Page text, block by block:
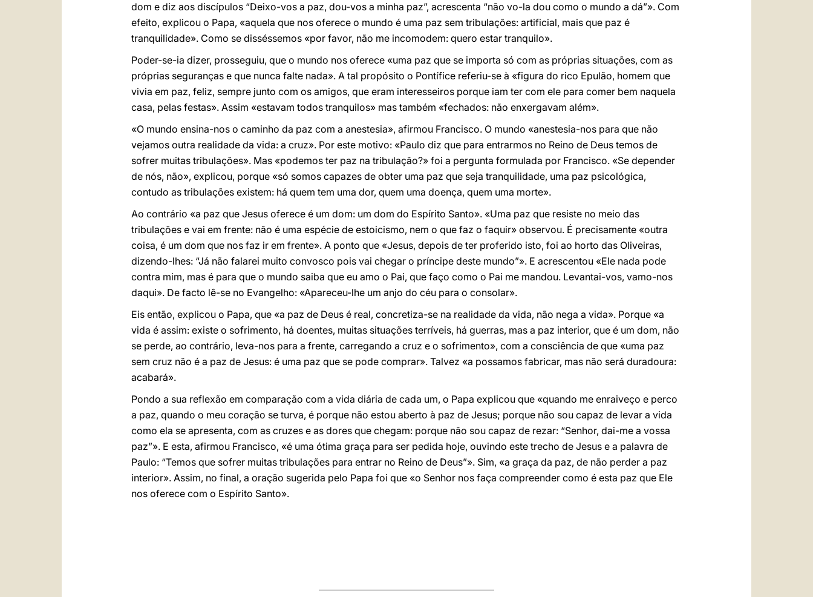
dom e diz aos discípulos “Deixo-vos a paz, dou-vos a minha paz”, acrescenta “não vo-la dou como o mundo a dá”». Com
efeito, explicou o Papa, «aquela que nos oferece o mundo é uma paz sem tribulações: artificial, mais que paz é
tranquilidade». Como se disséssemos «por favor, não me incomodem: quero estar tranquilo».
Poder-se-ia dizer, prosseguiu, que o mundo nos oferece «uma paz que se importa só com as próprias situações, com as
próprias seguranças e que nunca falte nada». A tal propósito o Pontífice referiu-se à «figura do rico Epulão, homem que
vivia em paz, feliz, sempre junto com os amigos, que eram interesseiros porque iam ter com ele para comer bem naquela
casa, pelas festas». Assim «estavam todos tranquilos» mas também «fechados: não enxergavam além».
«O mundo ensina-nos o caminho da paz com a anestesia», afirmou Francisco. O mundo «anestesia-nos para que não
vejamos outra realidade da vida: a cruz». Por este motivo: «Paulo diz que para entrarmos no Reino de Deus temos de
sofrer muitas tribulações». Mas «podemos ter paz na tribulação?» foi a pergunta formulada por Francisco. «Se depender
de nós, não», explicou, porque «só somos capazes de obter uma paz que seja tranquilidade, uma paz psicológica,
contudo as tribulações existem: há quem tem uma dor, quem uma doença, quem uma morte».
Ao contrário «a paz que Jesus oferece é um dom: um dom do Espírito Santo». «Uma paz que resiste no meio das
tribulações e vai em frente: não é uma espécie de estoicismo, nem o que faz o faquir» observou. É precisamente «outra
coisa, é um dom que nos faz ir em frente». A ponto que «Jesus, depois de ter proferido isto, foi ao horto das Oliveiras,
dizendo-lhes: “Já não falarei muito convosco pois vai chegar o príncipe deste mundo”». E acrescentou «Ele nada pode
contra mim, mas é para que o mundo saiba que eu amo o Pai, que faço como o Pai me mandou. Levantai-vos, vamo-nos
daqui». De facto lê-se no Evangelho: «Apareceu-lhe um anjo do céu para o consolar».
Eis então, explicou o Papa, que «a paz de Deus é real, concretiza-se na realidade da vida, não nega a vida». Porque «a
vida é assim: existe o sofrimento, há doentes, muitas situações terríveis, há guerras, mas a paz interior, que é um dom, não
se perde, ao contrário, leva-nos para a frente, carregando a cruz e o sofrimento», com a consciência de que «uma paz
sem cruz não é a paz de Jesus: é uma paz que se pode comprar». Talvez «a possamos fabricar, mas não será duradoura:
acabará».
Pondo a sua reflexão em comparação com a vida diária de cada um, o Papa explicou que «quando me enraiveço e perco
a paz, quando o meu coração se turva, é porque não estou aberto à paz de Jesus; porque não sou capaz de levar a vida
como ela se apresenta, com as cruzes e as dores que chegam: porque não sou capaz de rezar: “Senhor, dai-me a vossa
paz”». E esta, afirmou Francisco, «é uma ótima graça para ser pedida hoje, ouvindo este trecho de Jesus e a palavra de
Paulo: “Temos que sofrer muitas tribulações para entrar no Reino de Deus”». Sim, «a graça da paz, de não perder a paz
interior». Assim, no final, a oração sugerida pelo Papa foi que «o Senhor nos faça compreender como é esta paz que Ele
nos oferece com o Espírito Santo».